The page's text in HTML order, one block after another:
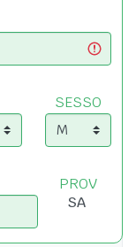
SESSO
PROV